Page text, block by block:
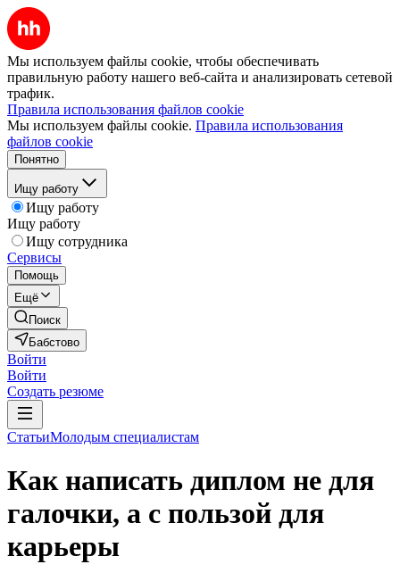
Мы используем файлы cookie, чтобы обеспечивать
правильную работу нашего веб-сайта и анализировать сетевой
трафик.
Правила использования файлов cookie
Мы используем файлы cookie. Правила использования
файлов cookie
Понятно
Ищу работу
Ищу работу
Ищу работу
Ищу сотрудника
Сервисы
Помощь
Ещё
Поиск
Бабстово
Войти
Войти
Создать резюме
СтатьиМолодым специалистам
Как написать диплом не для
галочки, а с пользой для
карьеры